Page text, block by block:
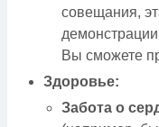
совещания,
Вы сможете
Здоровье:
Забота о